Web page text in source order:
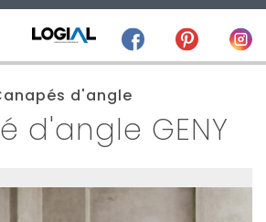
d'angle
d'angle GENY